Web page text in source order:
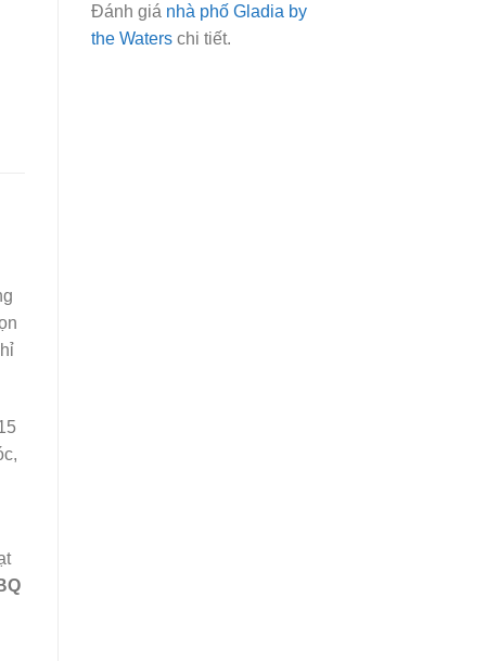
Đánh giá nhà phố Gladia by
the Waterschi tiết.